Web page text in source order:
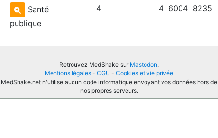
Santé
publique
4 4 6004 8235
Retrouvez MedShake sur Mastodon.
Mentions légales - CGU - Cookies et vie privée
MedShake.net n'utilise aucun code informatique envoyant vos données hors de
nos propres serveurs.